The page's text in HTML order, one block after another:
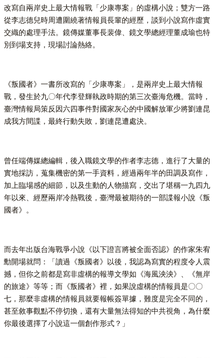
改寫自兩岸史上最大情報戰「少康專案」的虛構小說；雙方一路
從李志德兒時周遭圍繞著情報員長輩的經歷，談到小說寫作虛實
交織的處理手法。鏡傳媒董事長裴偉、鏡文學總經理董成瑜也特
別到場支持，現場討論熱絡。
《叛國者》一書所改寫的「少康專案」，是兩岸史上最大情報
戰，發生於九〇年代李登輝執政時期的第三次臺海危機。當時，
臺灣情報局策反因六四事件對國家灰心的中國解放軍少將劉連昆
成我方間諜，最終行動失敗，劉連昆遭處決。
曾任端傳媒總編輯，後入職鏡文學的作者李志德，進行了大量的
實地採訪，蒐集機密的第一手資料，經過兩年半的田調及寫作，
加上臨場感的細節，以及生動的人物描寫，交出了堪稱一九四九
年以來、經歷兩岸冷熱戰後，臺灣最被期待的一部諜報小說《叛
國者》。
而去年出版台海戰爭小說《以下證言將被全面否認》的作家朱宥
勳開場就問：「讀過《叛國者》以後，我認為寫實的程度令人震
撼，但你之前都是寫非虛構的報導文學如《海風泱泱》、《無岸
的旅途》等等；而《叛國者》裡，如果說虛構的情報員是〇〇
七，那麼非虛構的情報員就要報帳簽單據，難度是完全不同的，
甚至敘事觀點不停切換，還有大量無法得知的中共視角，為什麼
你最後選擇了小說這一個創作形式？」